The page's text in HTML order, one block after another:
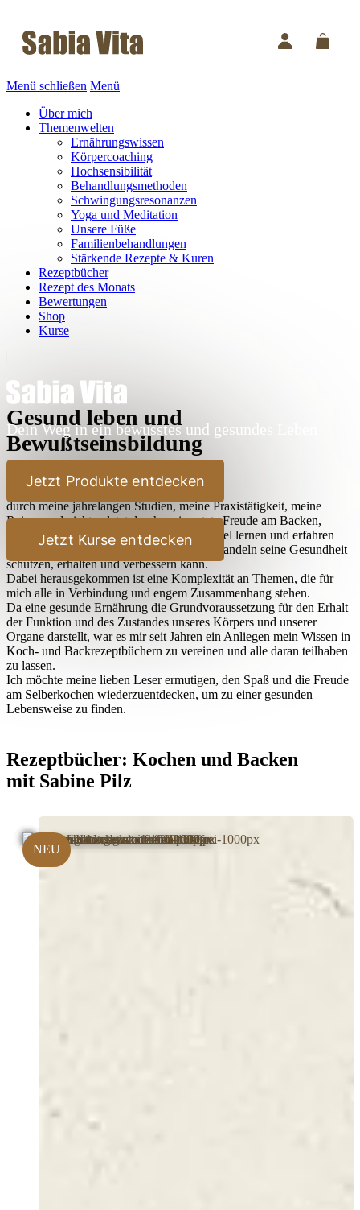
Menü schließen Menü
Über mich
Themenwelten
Ernährungswissen
Körpercoaching
Hochsensibilität
Behandlungsmethoden
Schwingungsresonanzen
Yoga und Meditation
Unsere Füße
Familienbehandlungen
Stärkende Rezepte & Kuren
Rezeptbücher
Rezept des Monats
Bewertungen
Shop
Kurse
Dein Weg in ein bewusstes und gesundes Leben
Jetzt Produkte entdecken
Jetzt Kurse entdecken
Gesund leben und
Bewußtseinsbildung
Lieber Leser,
durch meine jahrelangen Studien, meine Praxistätigkeit, meine
Reisen und nicht zuletzt durch meine stete Freude am Backen,
Kochen und Ausprobieren habe ich sehr viel lernen und erfahren
dürfen, wie der Mensch durch bewußtes Handeln seine Gesundheit
schützen, erhalten und verbessern kann.
Dabei herausgekommen ist eine Komplexität an Themen, die für
mich alle in Verbindung und engem Zusammenhang stehen.
Da eine gesunde Ernährung die Grundvoraussetzung für den Erhalt
der Funktion und des Zustandes unseres Körpers und unserer
Organe darstellt, war es mir seit Jahren ein Anliegen mein Wissen in
Koch- und Backrezeptbüchern zu vereinen und alle daran teilhaben
zu lassen.
Ich möchte meine lieben Leser ermutigen, den Spaß und die Freude
am Selberkochen wiederzuentdecken, um zu einer gesunden
Lebensweise zu finden.
Rezeptbücher: Kochen und Backen
mit Sabine Pilz
NEU